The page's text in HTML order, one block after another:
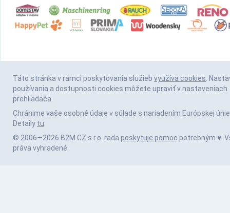
Táto stránka v rámci poskytovania služieb využíva cookies.
používania a dostupnosti cookies môžete upraviť v nastaveniach
prehliadača.
Chránime vaše osobné údaje v súlade s nariadením Európskej únie
Detaily tu.
© 2006—2026 B2M.CZ s.r.o. rada poskytuje pomoc potrebným ♥️.
práva vyhradené.